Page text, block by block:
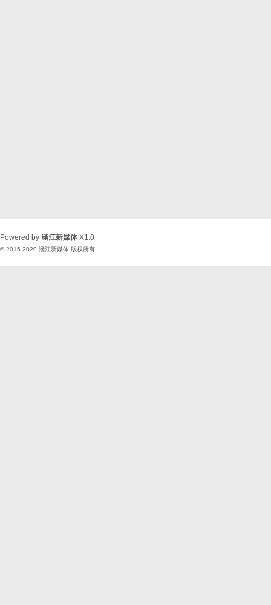
Powered by 涵江新媒体 X1.0
© 2015-2020 涵江新媒体 版权所有